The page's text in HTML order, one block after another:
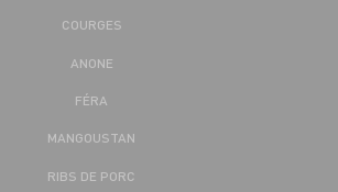
COURGES
ANONE
FÉRA
MANGOUSTAN
RIBS DE PORC